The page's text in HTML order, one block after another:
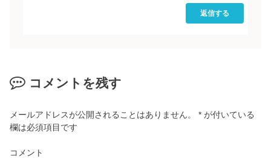
返信する
コメントを残す
メールアドレスが公開されることはありません。 * が付いている
欄は必須項目です
コメント